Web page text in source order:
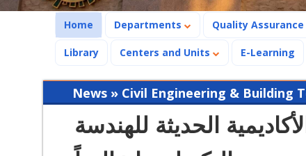
Home (current)
Departments Quality
Library Centers and Units E-Learning
News » Civil Engineering & Building
الحديثة للهندسة